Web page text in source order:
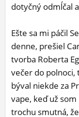
dotyčný odmĺčal
Ešte sa mi páčil
denne, prešiel
tvorba Roberta
večer do polnoci,
býval niekde za
vape, keď už
trochu smutná,